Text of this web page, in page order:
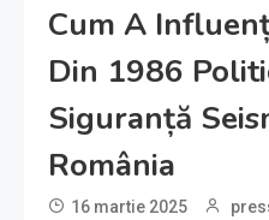
Cum A
Din 1986
Siguranță
România
16 martie 2025